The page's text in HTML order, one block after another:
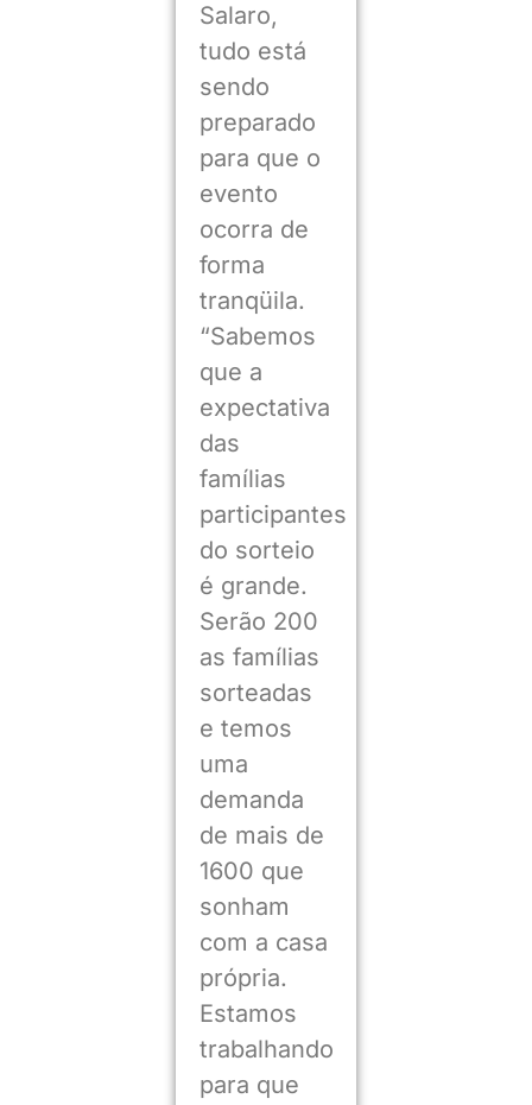
Salaro,
tudo está
sendo
preparado
para que o
evento
ocorra de
forma
tranqüila.
“Sabemos
que a
expectativa
das
famílias
participantes
do sorteio
é grande.
Serão 200
as famílias
sorteadas
e temos
uma
demanda
de mais de
1600 que
sonham
com a casa
própria.
Estamos
trabalhando
para que